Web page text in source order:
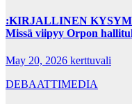
:KIRJALLINEN
Missä viipyy Orpon
May 20, 2026 kerttuvali
DEBAATTIMEDIA